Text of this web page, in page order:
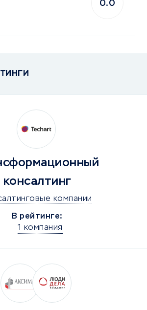
0.0
консалтинг
компании
В рейтинге:
1 компания